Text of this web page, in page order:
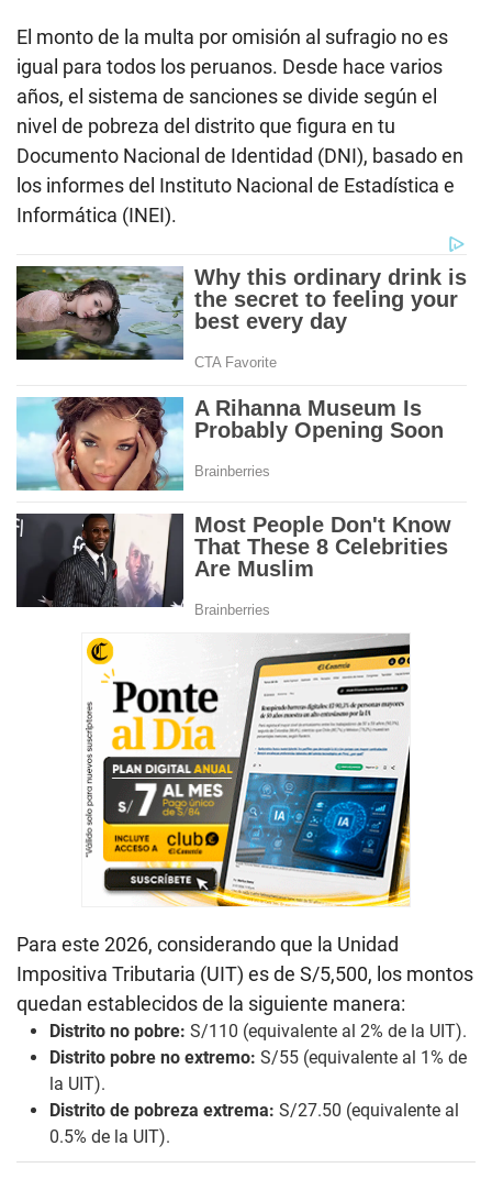
El monto de la multa por omisión al sufragio no es
igual para todos los peruanos. Desde hace varios
años, el sistema de sanciones se divide según el
nivel de pobreza del distrito que figura en tu
Documento Nacional de Identidad (DNI), basado en
los informes del Instituto Nacional de Estadística e
Informática (INEI).
Para este 2026, considerando que la Unidad
Impositiva Tributaria (UIT) es de S/5,500, los montos
quedan establecidos de la siguiente manera:
Distrito no pobre: S/110 (equivalente al 2% de la UIT).
Distrito pobre no extremo: S/55 (equivalente al 1% de
la UIT).
Distrito de pobreza extrema: S/27.50 (equivalente al
0.5% de la UIT).